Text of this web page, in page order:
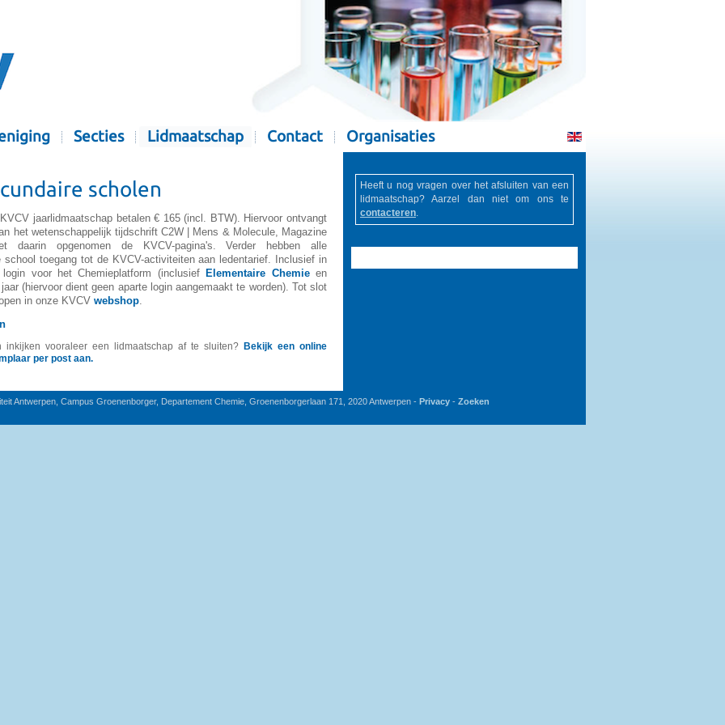
Secties Lidmaatschap Contact Organisaties
scholen
jaarlidmaatschap betalen € 165 (incl. BTW). Hiervoor ontvangt
het wetenschappelijk tijdschrift C2W | Mens & Molecule, Magazine
daarin opgenomen de KVCV-pagina's. Verder hebben alle
toegang tot de KVCV-activiteiten aan ledentarief. Inclusief in
voor het Chemieplatform (inclusief Elementaire Chemieen
(hiervoor dient geen aparte login aangemaakt te worden). Tot slot
in onze KVCV webshop.
vooraleer een lidmaatschap af te sluiten? Bekijk een online
per post aan.
Heeft u nog vragen over het afsluiten van een
lidmaatschap? Aarzel dan niet om ons te
contacteren.
Antwerpen, Campus Groenenborger, Departement Chemie, Groenenborgerlaan 171, 2020 Antwerpen - Privacy - Zoeken